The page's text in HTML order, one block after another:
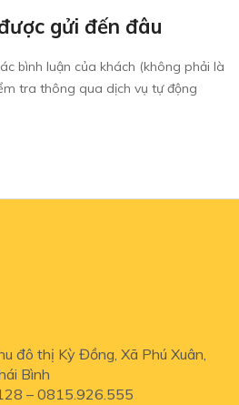
gửi đến đâu
bình luận của khách (không phải là
tra thông qua dịch vụ tự động
đô thị Kỳ Đồng, Xã Phú Xuân,
Bình
– 0815.926.555